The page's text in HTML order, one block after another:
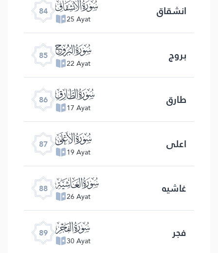
84 ﰁ
25 Ayat انشقاق
85 ﰂ
22 Ayat بروج
86 ﰃ
17 Ayat طارق
87 ﰄ
19 Ayat اعلی
88 ﰅ
26 Ayat غاشیه
89 ﰆ
30 Ayat فجر